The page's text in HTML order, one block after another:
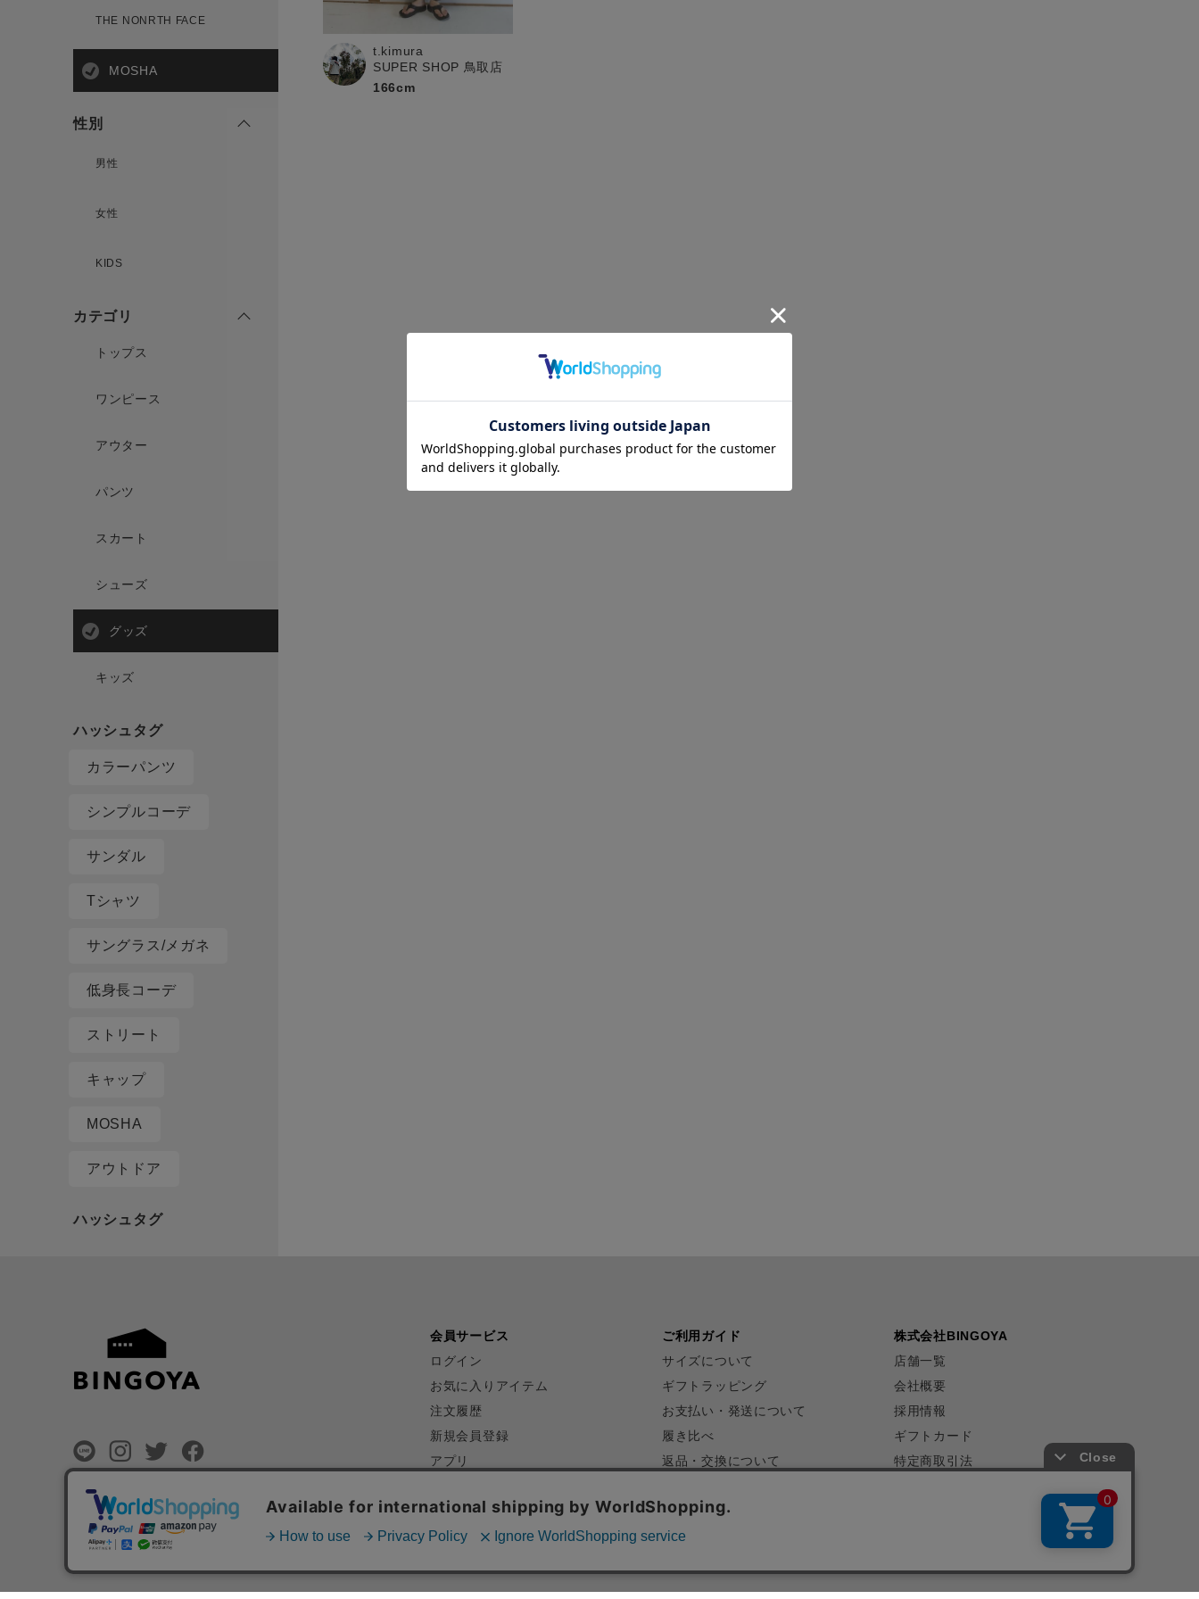
新規会員登録
THE NONRTH FACE
MOSHA
性別
男性
女性
KIDS
カテゴリ
トップス
ワンピース
アウター
パンツ
スカート
シューズ
グッズ
キッズ
カラーパンツ
シンプルコーデ
サンダル
Tシャツ
サングラス/メガネ
低身長コーデ
ストリート
キャップ
MOSHA
アウトドア
t.kimura
SUPER SHOP 鳥取店
166cm
会員サービス
ログイン
お気に入りアイテム
注文履歴
新規会員登録
アプリ
ご利用ガイド
サイズについて
ギフトラッピング
お支払い・発送について
履き比べ
返品・交換について
お問い合わせ
株式会社BINGOYA
店舗一覧
会社概要
採用情報
ギフトカード
特定商取引法
©BINGOYA Co,.Ltd.